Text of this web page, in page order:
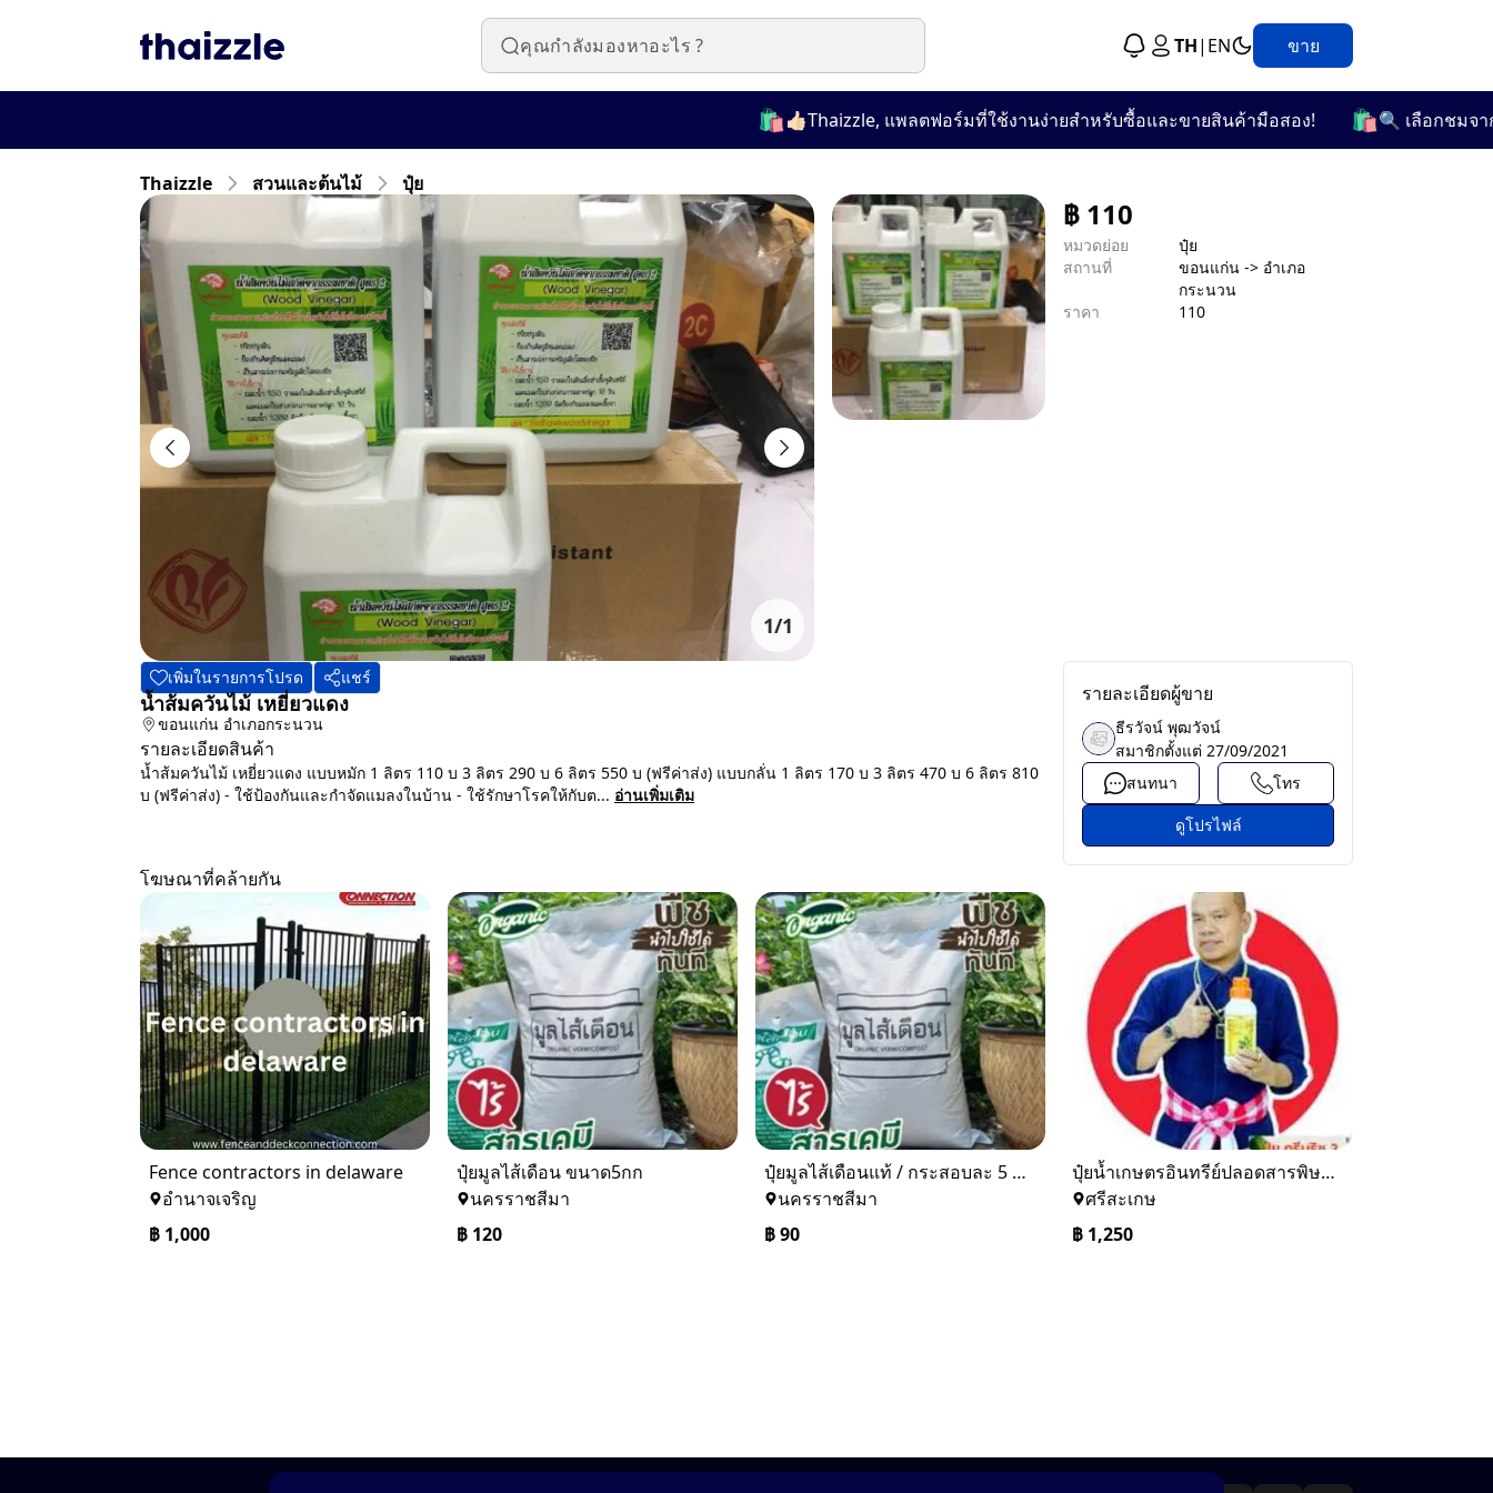
TH| EN ขาย
👍🏻Thaizzle, แพลตฟอร์มที่ใช้งานง่ายสำหรับซื้อและขายสินค้ามือสอง! 🛍️ 🔍 เลือกชมจากกว่า
Thaizzle สวนและต้นไม้ ปุ๋ย
1/1
฿ 110
หมวดย่อย
ปุ๋ย
สถานที่
ขอนแก่น -> อำเภอ
กระนวน
ราคา
110
เพิ่มในรายการโปรด แชร์
น้ำส้มควันไม้ เหยี่ยวแดง
ขอนแก่น อำเภอกระนวน
รายละเอียดสินค้า
น้ำส้มควันไม้ เหยี่ยวแดง แบบหมัก 1 ลิตร 110 บ 3 ลิตร 290 บ 6 ลิตร 550 บ (ฟรีค่าส่ง) แบบกลั่น 1 ลิตร 170 บ 3 ลิตร 470 บ 6 ลิตร 810
บ (ฟรีค่าส่ง) - ใช้ป้องกันและกำจัดแมลงในบ้าน - ใช้รักษาโรคให้กับต... อ่านเพิ่มเติม
รายละเอียดผู้ขาย
ธีรวัจน์ พุฒวัจน์
สมาชิกตั้งแต่ 27/09/2021
สนทนา
โทร
ดูโปรไฟล์
โฆษณาที่คล้ายกัน
Fence contractors in delaware
อำนาจเจริญ
฿ 1,000
ปุ๋ยมูลไส้เดือน ขนาด5กก
นครราชสีมา
฿ 120
ปุ๋ยมูลไส้เดือนแท้ / กระสอบละ 5 กิโลกรัม
นครราชสีมา
฿90
ปุ๋ยน้ำเกษตรอินทรีย์ปลอดสารพิษลดต้นทุนเพิ่มผลผลิต
ศรีสะเกษ
฿ 1,250